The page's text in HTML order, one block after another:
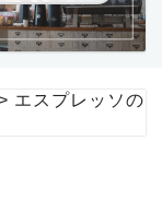
エスプレッソの